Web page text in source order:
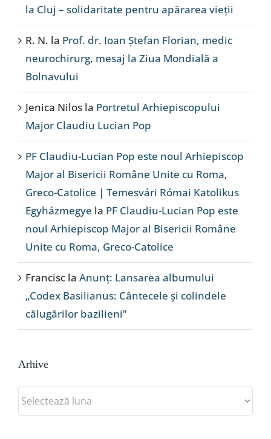
la Cluj – solidaritate pentru apărarea vieții
R. N. la Prof. dr. Ioan Ștefan Florian, medic
neurochirurg, mesaj la Ziua Mondială a
Bolnavului
Jenica Nilos la Portretul Arhiepiscopului
Major Claudiu Lucian Pop
PF Claudiu-Lucian Pop este noul Arhiepiscop
Major al Bisericii Române Unite cu Roma,
Greco-Catolice | Temesvári Római Katolikus
Egyházmegye la PF Claudiu-Lucian Pop este
noul Arhiepiscop Major al Bisericii Române
Unite cu Roma, Greco-Catolice
Francisc la Anunț: Lansarea albumului
„Codex Basilianus: Cântecele și colindele
călugărilor bazilieni”
Arhive
Arhive